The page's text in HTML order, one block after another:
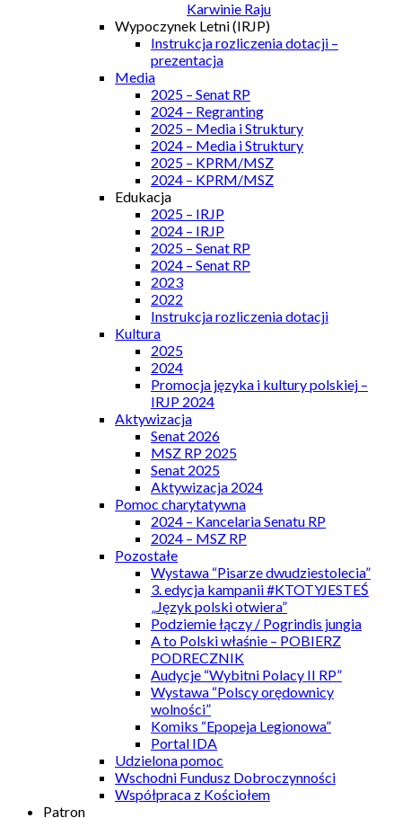
Karwinie Raju
Wypoczynek Letni (IRJP)
Instrukcja rozliczenia dotacji –
prezentacja
Media
2025 – Senat RP
2024 – Regranting
2025 – Media i Struktury
2024 – Media i Struktury
2025 – KPRM/MSZ
2024 – KPRM/MSZ
Edukacja
2025 – IRJP
2024 – IRJP
2025 – Senat RP
2024 – Senat RP
2023
2022
Instrukcja rozliczenia dotacji
Kultura
2025
2024
Promocja języka i kultury polskiej –
IRJP 2024
Aktywizacja
Senat 2026
MSZ RP 2025
Senat 2025
Aktywizacja 2024
Pomoc charytatywna
2024 – Kancelaria Senatu RP
2024 – MSZ RP
Pozostałe
Wystawa “Pisarze dwudziestolecia”
3. edycja kampanii #KTOTYJESTEŚ
„Język polski otwiera”
Podziemie łączy / Pogrindis jungia
A to Polski właśnie – POBIERZ
PODRECZNIK
Audycje “Wybitni Polacy II RP”
Wystawa “Polscy orędownicy
wolności”
Komiks “Epopeja Legionowa”
Portal IDA
Udzielona pomoc
Wschodni Fundusz Dobroczynności
Współpraca z Kościołem
Patron